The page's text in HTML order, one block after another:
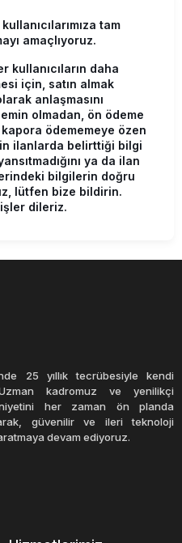
tam
amaçlıyoruz.
kullanıcıların daha
için, satın almak
anlaşmasını
olmadan, ön ödeme
ödememeye özen
ilanlarda belirttiği bilgi
ya da ilan
bilgilerin doğru
lütfen bize bildirin.
dileriz.
25 yıllık tecrübesiyle kendi
kadromuz ve yenilikçi
her zaman ön planda
güvenilir ve ileri teknoloji
devam ediyoruz.